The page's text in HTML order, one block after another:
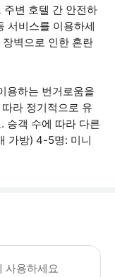
주변 호텔 간 안전하
서비스를 이용하세
벽으로 인한 혼란
용하는 번거로움을
라 정기적으로 유
승객 수에 따라 다른
가방) 4-5명: 미니
는 MCO 공항과 디즈니랜
사용하세요